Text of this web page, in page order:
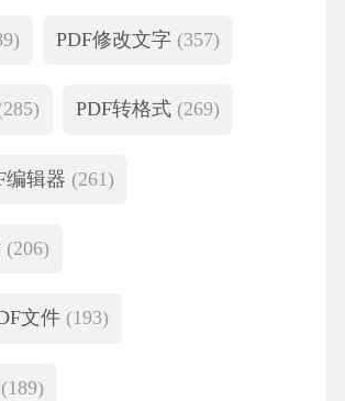
PDF修改文字 (357)
PDF转格式 (269)
编辑器 (261)
(206)
文件 (193)
(189)